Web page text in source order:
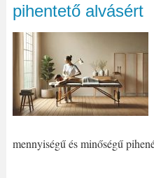
pihentető alvásért
mennyiségű és minőségű